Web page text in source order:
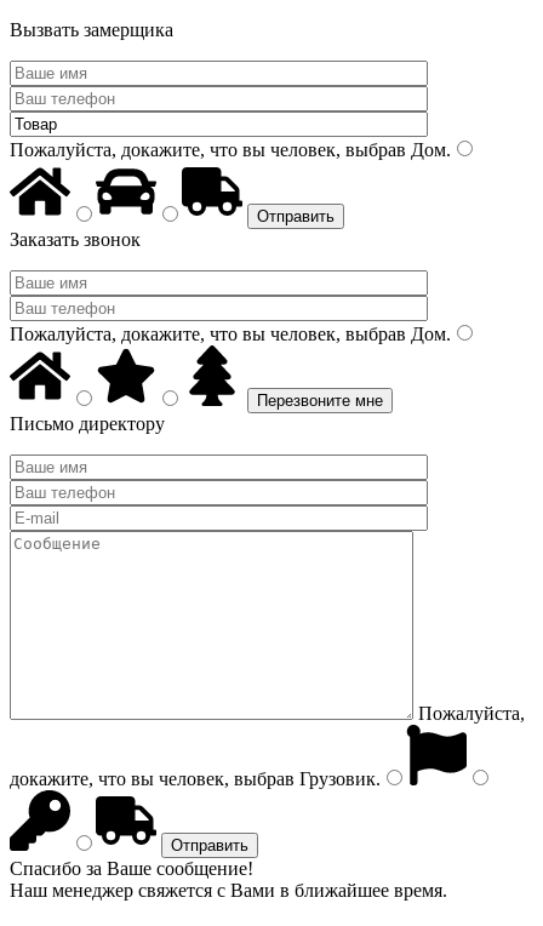
Вызвать замерщика
Пожалуйста, докажите, что вы человек, выбрав Дом.
Заказать звонок
Пожалуйста, докажите, что вы человек, выбрав Дом.
Письмо директору
Пожалуйста,
докажите, что вы человек, выбрав Грузовик.
Спасибо за Ваше сообщение!
Наш менеджер свяжется с Вами в ближайшее время.